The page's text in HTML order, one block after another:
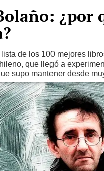
¿por
de los 100 mejores
que llegó a
supo mantener desde